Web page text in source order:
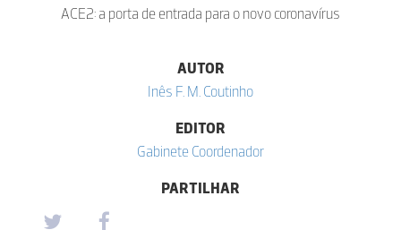
ACE2: a porta de entrada para o novo coronavírus
AUTOR
Inês F. M. Coutinho
EDITOR
Gabinete Coordenador
PARTILHAR